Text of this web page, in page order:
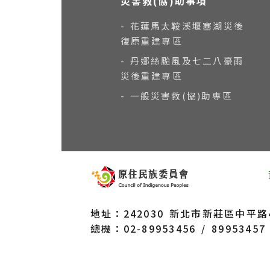
- 花蓮馬太鞍溪堰塞湖災後
復原重建專區
- 丹娜絲颱風及七二八豪雨
災後重建專區
- 一般災害救(協)助專區
地址：242030 新北市新莊區中平
總機：02-89953456 /